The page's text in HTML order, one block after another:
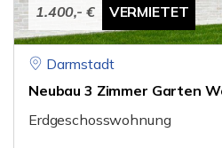
1.400,- € VERMIETET
Darmstadt
Neubau 3 Zimmer Garten
Erdgeschosswohnung